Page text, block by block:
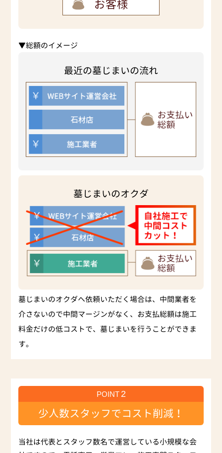
▼総額のイメージ
最近の墓じまいの流れ
墓じまいのオクダ
墓じまいのオクダへ依頼いただく場合は、中間業者を
介さないので中間マージンがなく、お支払総額は施工
料金だけの低コストで、墓じまいを行うことができま
す。
POINT 2
少人数スタッフでコスト削減！
当社は代表とスタッフ数名で運営している小規模な会